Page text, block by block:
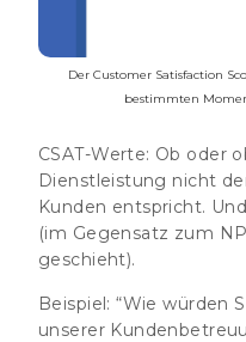
Der Customer Satisfaction
bestimmten
CSAT-Werte: Ob oder
Dienstleistung nicht
Kunden entspricht.
(im Gegensatz zum
geschieht).
Beispiel: “Wie würden
unserer